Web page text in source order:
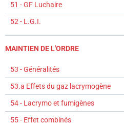
51 - GF Luchaire
52 - L.G.I.
MAINTIEN DE L'ORDRE
53 - Généralités
53.a Effets du gaz lacrymogène
54 - Lacrymo et fumigènes
55 - Effet combinés